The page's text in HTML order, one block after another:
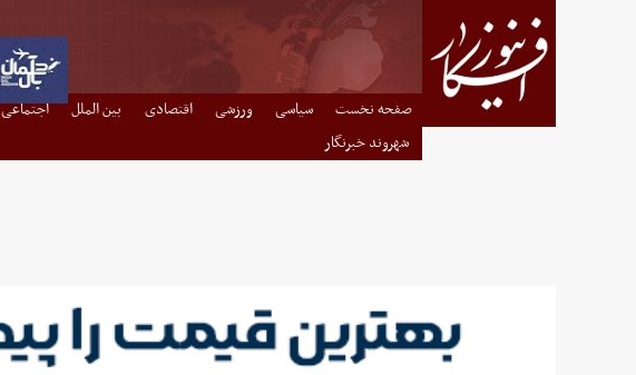
صفحه نخست سیاسی ورزشی اقتصادی بین الملل اجتماعی
شهروند خبرنگار